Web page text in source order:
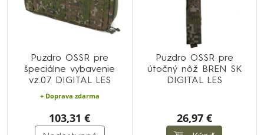
Puzdro OSSR pre
špeciálne vybavenie
vz.07 DIGITAL LES
+ Doprava zdarma
103,31 €
Puzdro OSSR pre
útočný nôž BREN SK
DIGITAL LES
26,97 €